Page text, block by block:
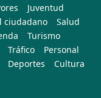
Juventud
ciudadano
Salud
Turismo
Tráfico
Personal
Deportes
Cultura